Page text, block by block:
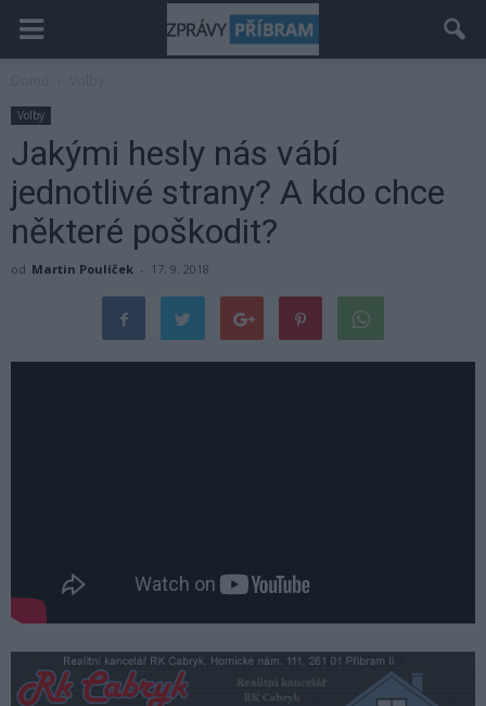
Volby
Jakými hesly nás vábí
jednotlivé strany? A kdo chce
některé poškodit?
od Martin Poulíček - 17. 9. 2018